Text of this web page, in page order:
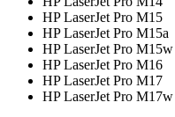
HP LaserJet Pro M15
HP LaserJet Pro M15a
HP LaserJet Pro M15w
HP LaserJet Pro M16
HP LaserJet Pro M17
HP LaserJet Pro M17w